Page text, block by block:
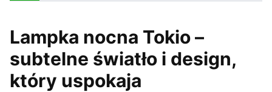
Lampka nocna Tokio –
subtelne światło i design,
który uspokaja